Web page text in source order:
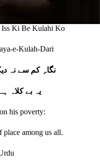
Iss Ki Be Kulahi Ko
e-Kulah-Dari
نگاہِ کم سے نہ
یہ بے کلاہ
his poverty:
place among us all.